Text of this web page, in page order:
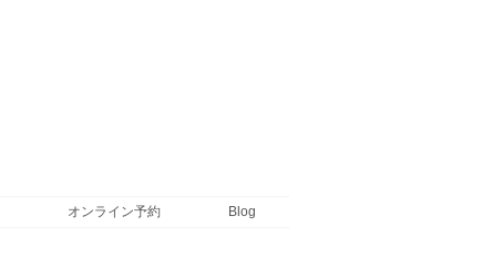
オンライン予約 Blog